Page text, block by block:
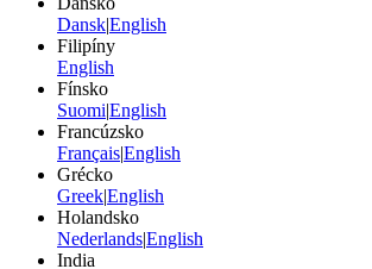
Dansk|English
Filipíny
English
Fínsko
Suomi|English
Francúzsko
Français|English
Grécko
Greek|English
Holandsko
Nederlands|English
India